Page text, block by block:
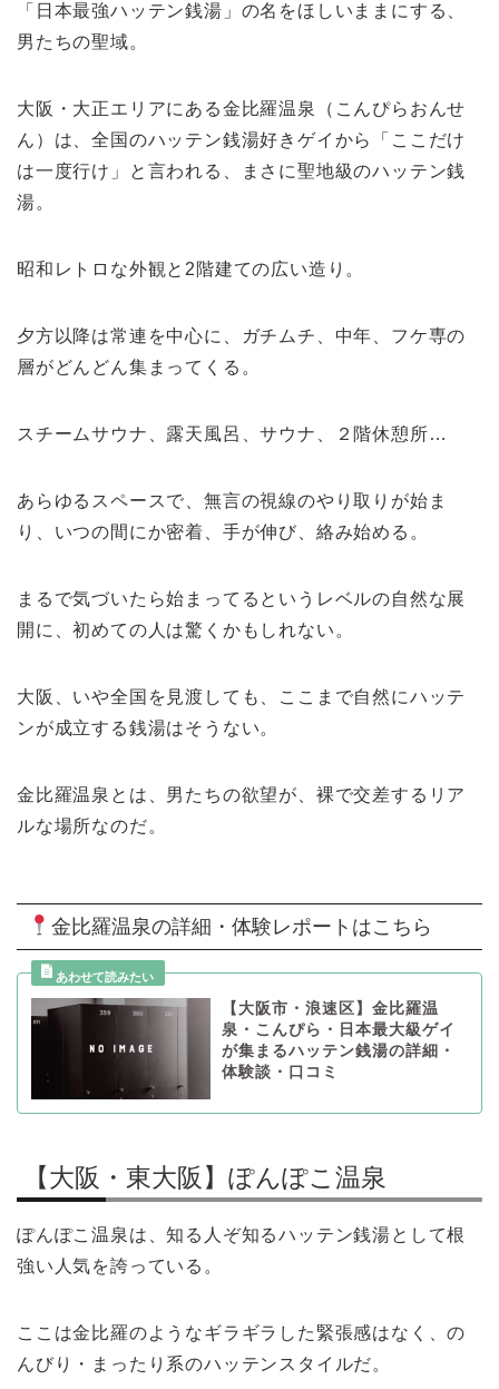
「日本最強ハッテン銭湯」の名をほしいままにする、
男たちの聖域。
大阪・大正エリアにある金比羅温泉（こんぴらおんせ
ん）は、全国のハッテン銭湯好きゲイから「ここだけ
は一度行け」と言われる、まさに聖地級のハッテン銭
湯。
昭和レトロな外観と2階建ての広い造り。
夕方以降は常連を中心に、ガチムチ、中年、フケ専の
層がどんどん集まってくる。
スチームサウナ、露天風呂、サウナ、２階休憩所…
あらゆるスペースで、無言の視線のやり取りが始ま
り、いつの間にか密着、手が伸び、絡み始める。
まるで気づいたら始まってるというレベルの自然な展
開に、初めての人は驚くかもしれない。
大阪、いや全国を見渡しても、ここまで自然にハッテ
ンが成立する銭湯はそうない。
金比羅温泉とは、男たちの欲望が、裸で交差するリア
ルな場所なのだ。
金比羅温泉の詳細・体験レポートはこちら
【大阪市・浪速区】金比羅温
泉・こんぴら・日本最大級ゲイ
が集まるハッテン銭湯の詳細・
体験談・口コミ
【大阪・東大阪】ぽんぽこ温泉
ぽんぽこ温泉は、知る人ぞ知るハッテン銭湯として根
強い人気を誇っている。
ここは金比羅のようなギラギラした緊張感はなく、の
んびり・まったり系のハッテンスタイルだ。